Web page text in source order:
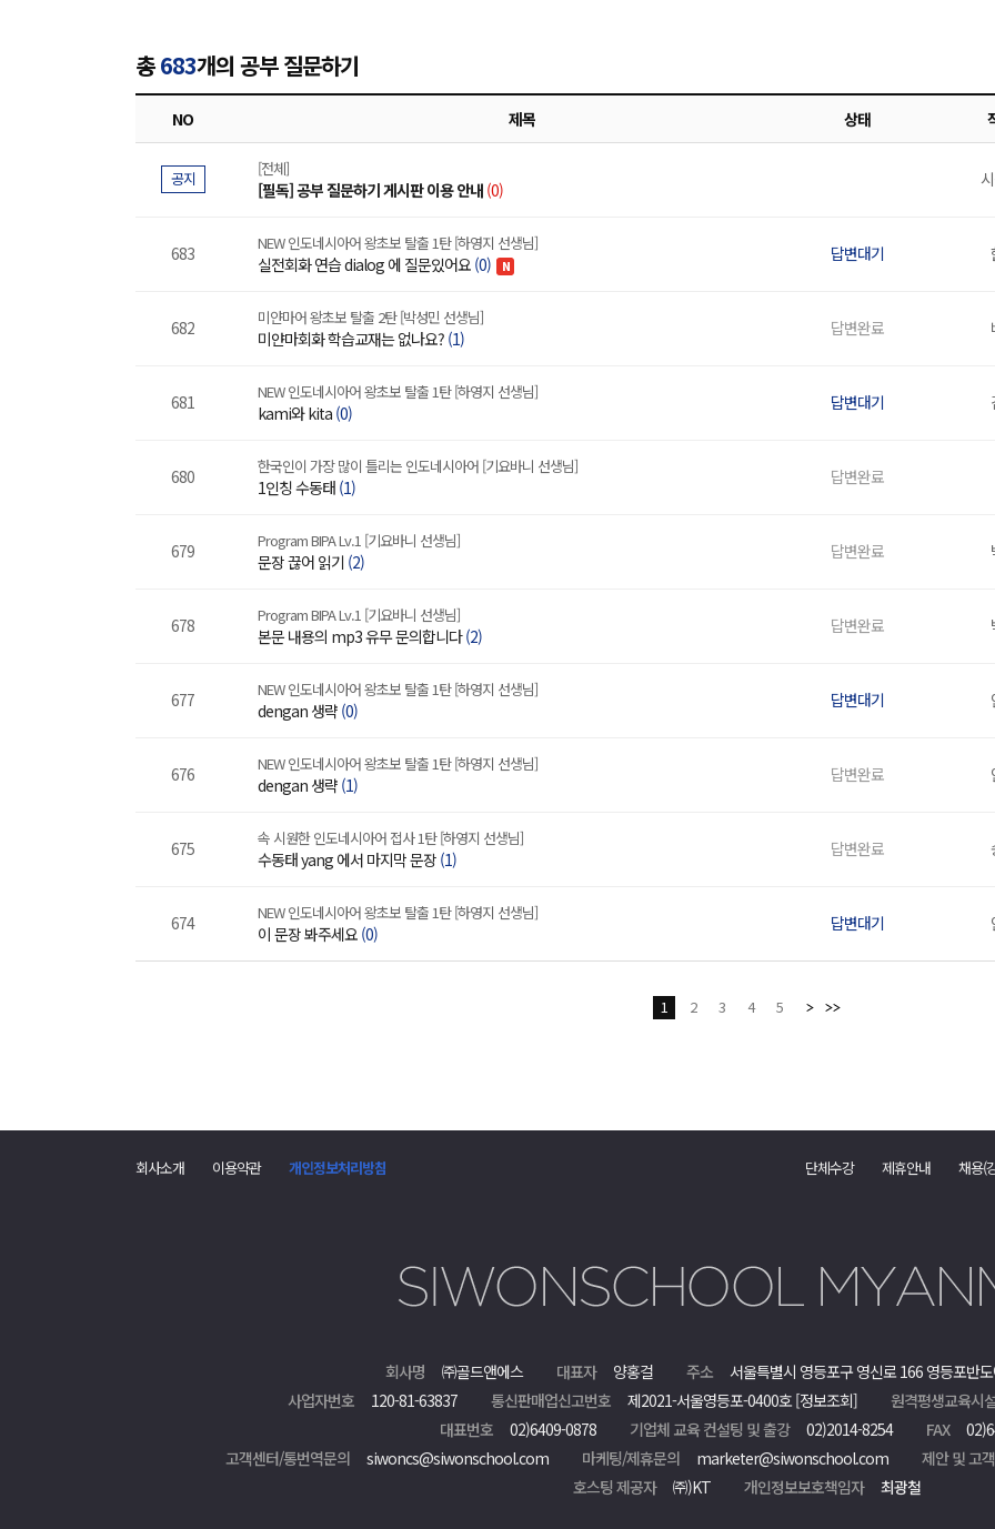
총683개의 공부 질문하기
NO 제목 상태
공지 [전체]
[필독] 공부 질문하기 게시판 이용 안내 (0)
683 NEW 인도네시아어 왕초보 탈출 1탄 [하영지 선생님]
실전회화 연습 dialog 에 질문있어요 (0) N
답변대기
682 미얀마어 왕초보 탈출 2탄 [박성민 선생님]
미얀마회화 학습교재는 없나요? (1) 답변완료
681 NEW 인도네시아어 왕초보 탈출 1탄 [하영지 선생님]
kami와 kita (0) 답변대기
680 한국인이 가장 많이 틀리는 인도네시아어 [기요바니 선생님]
1인칭 수동태 (1) 답변완료
679 Program BIPA Lv.1 [기요바니 선생님]
문장 끊어 읽기 (2) 답변완료
678 Program BIPA Lv.1 [기요바니 선생님]
본문 내용의 mp3 유무 문의합니다(2) 답변완료
677 NEW 인도네시아어 왕초보 탈출 1탄 [하영지 선생님]
dengan 생략 (0) 답변대기
676 NEW 인도네시아어 왕초보 탈출 1탄 [하영지 선생님]
dengan 생략 (1) 답변완료
675 속 시원한 인도네시아어 접사 1탄 [하영지 선생님]
수동태 yang 에서 마지막 문장 (1) 답변완료
674 NEW 인도네시아어 왕초보 탈출 1탄 [하영지 선생님]
이 문장 봐주세요 (0) 답변대기
1 2 3 4 5
회사소개 이용약관 개인정보처리방침 단체수강 제휴안내 채용(
회사명 ㈜골드앤에스 대표자 양홍걸 주소
서울특별시 영등포구 영신로 166 영등포반
사업자번호
120-81-63837 통신판매업신고번호 제2021-서울영등포-0400호 [정보조회] 원격평생교육시
대표번호
02)6409-0878 기업체 교육 컨설팅 및 출강 02)2014-8254 FAX
고객센터/통번역문의
siwoncs@siwonschool.com 마케팅/제휴문의 marketer@siwonschool.com 제안 및 고
호스팅 제공자
㈜)KT 개인정보보호책임자 최광철